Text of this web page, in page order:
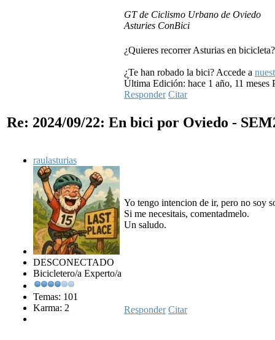
GT de Ciclismo Urbano de Oviedo
Asturies ConBici
¿Quieres recorrer Asturias en
¿Te han robado la bici? Accede a
Última Edición: hace 1 año, 11 meses
Responder Citar
Re: 2024/09/22: En bici por Oviedo -
raulasturias
DESCONECTADO
Bicicletero/a Experto/a
Temas: 101
Karma: 2
Yo tengo intencion de ir, pero no soy
Si me necesitais, comentadmelo.
Un saludo.
Responder Citar